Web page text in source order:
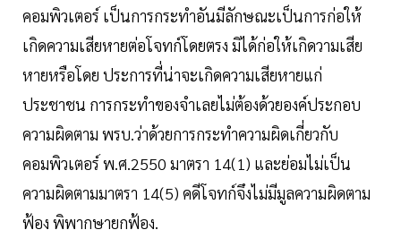
คอมพิวเตอร์ เป็นการกระทำอันมีลักษณะเป็นการก่อให้
เกิดความเสียหายต่อโจทก์โดยตรง มิได้ก่อให้เกิดวามเสีย
หายหรือโดย ประการที่น่าจะเกิดความเสียหายแก่
ประชาชน การกระทำของจำเลยไม่ต้องด้วยองค์ประกอบ
ความผิดตาม พรบ.ว่าด้วยการกระทำความผิดเกี่ยวกับ
คอมพิวเตอร์ พ.ศ.2550 มาตรา 14(1) และย่อมไม่เป็น
ความผิดตามมาตรา 14(5) คดีโจทก์จึงไม่มีมูลความผิดตาม
ฟ้อง พิพากษายกฟ้อง.